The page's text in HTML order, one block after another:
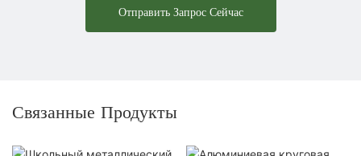
Отправить Запрос Сейчас
Связанные Продукты